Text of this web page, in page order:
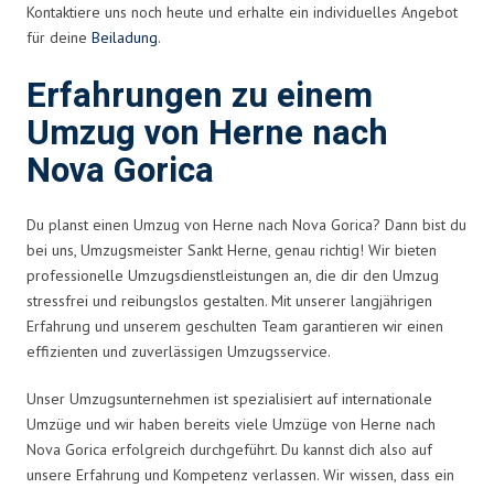
Kontaktiere uns noch heute und erhalte ein individuelles Angebot
für deine Beiladung.
Erfahrungen zu einem
Umzug von Herne nach
Nova Gorica
Du planst einen Umzug von Herne nach Nova Gorica? Dann bist du
bei uns, Umzugsmeister Sankt Herne, genau richtig! Wir bieten
professionelle Umzugsdienstleistungen an, die dir den Umzug
stressfrei und reibungslos gestalten. Mit unserer langjährigen
Erfahrung und unserem geschulten Team garantieren wir einen
effizienten und zuverlässigen Umzugsservice.
Unser Umzugsunternehmen ist spezialisiert auf internationale
Umzüge und wir haben bereits viele Umzüge von Herne nach
Nova Gorica erfolgreich durchgeführt. Du kannst dich also auf
unsere Erfahrung und Kompetenz verlassen. Wir wissen, dass ein